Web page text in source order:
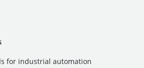
for industrial automation